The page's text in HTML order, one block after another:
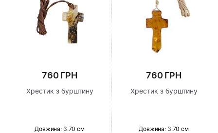
760 ГРН
Хрестик з бурштину
Довжина: 3.70 см
760 ГРН
Хрестик з бурштину
Довжина: 3.70 см